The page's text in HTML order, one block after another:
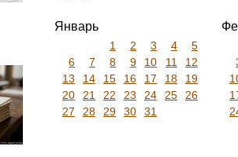
Январь
1 2 3 4
5
6
7 8 9 10 11
12
13
14 15 16 17 18
19
20
21 22 23 24 25
26
27
28 29 30 31